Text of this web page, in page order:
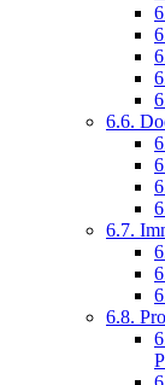
6.6.
6.7.
6.8.